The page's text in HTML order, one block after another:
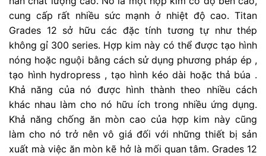
cung cấp rất nhiều sức mạnh ở nhiệt độ cao. Titan
Grades 12 sở hữu các đặc tính tương tự như thép
không gỉ 300 series. Hợp kim này có thể được tạo hình
nóng hoặc nguội bằng cách sử dụng phương pháp ép ,
tạo hình hydropress , tạo hình kéo dài hoặc thả búa .
Khả năng của nó được hình thành theo nhiều cách
khác nhau làm cho nó hữu ích trong nhiều ứng dụng.
Khả năng chống ăn mòn cao của hợp kim này cũng
làm cho nó trở nên vô giá đối với những thiết bị sản
xuất mà việc ăn mòn kẽ hở là mối quan tâm. Grades 12